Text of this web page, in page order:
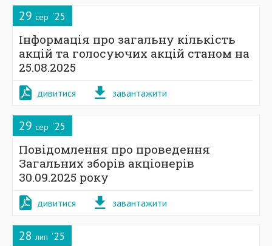
29 сер '25
Інформація про загальну кількість
акцій та голосуючих акцій станом на
25.08.2025
дивитися завантажити
29 сер '25
Повідомлення про проведення
Загальних зборів акціонерів
30.09.2025 року
дивитися завантажити
28 лип '25